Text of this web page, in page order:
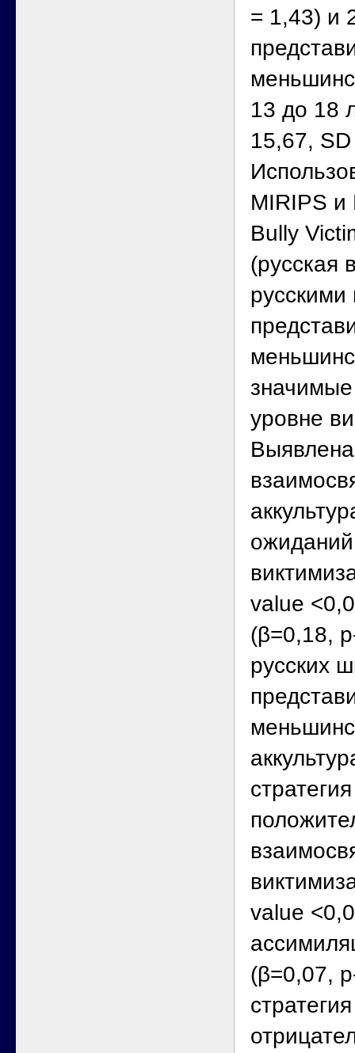
= 1,43) и
13 до 18
15,67,
MIRIPS и
Bully
(русская
уровне
ожиданий
value
(β=0,18,
русских
value
(β=0,07,